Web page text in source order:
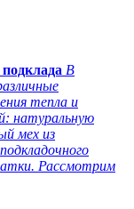
В
тепла и
натуральную
мех из
Рассмотрим